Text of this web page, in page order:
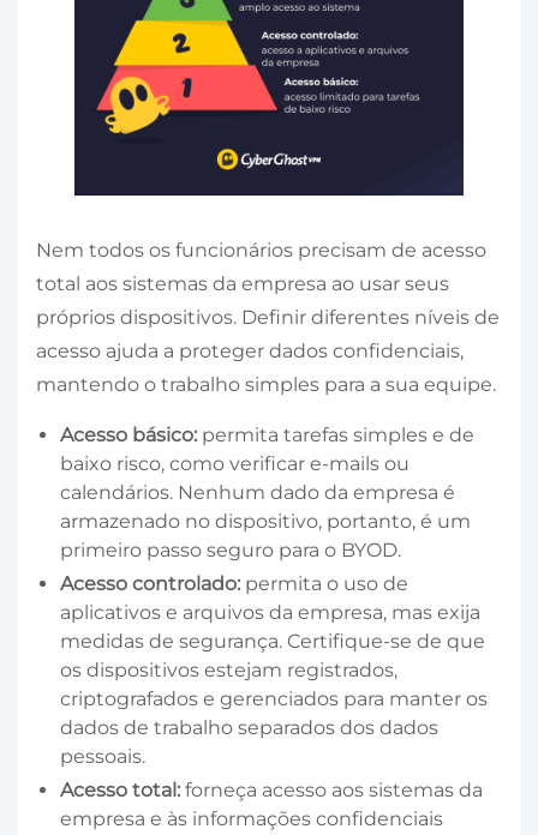
Nem todos os funcionários precisam de acesso
total aos sistemas da empresa ao usar seus
próprios dispositivos. Definir diferentes níveis de
acesso ajuda a proteger dados confidenciais,
mantendo o trabalho simples para a sua equipe.
Acesso básico: permita tarefas simples e de
baixo risco, como verificar e-mails ou
calendários. Nenhum dado da empresa é
armazenado no dispositivo, portanto, é um
primeiro passo seguro para o BYOD.
Acesso controlado: permita o uso de
aplicativos e arquivos da empresa, mas exija
medidas de segurança. Certifique-se de que
os dispositivos estejam registrados,
criptografados e gerenciados para manter os
dados de trabalho separados dos dados
pessoais.
Acesso total: forneça acesso aos sistemas da
empresa e às informações confidenciais